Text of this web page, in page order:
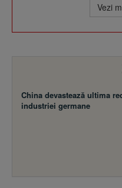
Vezi
China devastează ultima
industriei germane